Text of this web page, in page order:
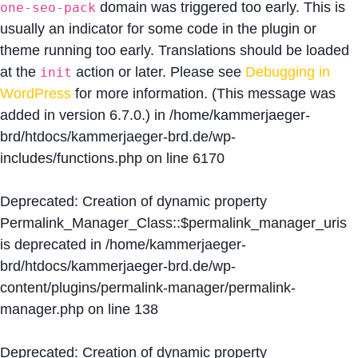
one-seo-pack domain was triggered too early. This is
usually an indicator for some code in the plugin or
theme running too early. Translations should be loaded
at the init action or later. Please see Debugging in
WordPress for more information. (This message was
added in version 6.7.0.) in /home/kammerjaeger-
brd/htdocs/kammerjaeger-brd.de/wp-
includes/functions.php on line 6170
Deprecated: Creation of dynamic property
Permalink_Manager_Class::$permalink_manager_uris
is deprecated in /home/kammerjaeger-
brd/htdocs/kammerjaeger-brd.de/wp-
content/plugins/permalink-manager/permalink-
manager.php on line 138
Deprecated: Creation of dynamic property